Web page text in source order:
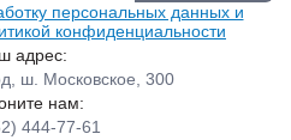
персональных данных и
конфиденциальности
адрес:
ш. Московское, 300
нам:
444-77-61